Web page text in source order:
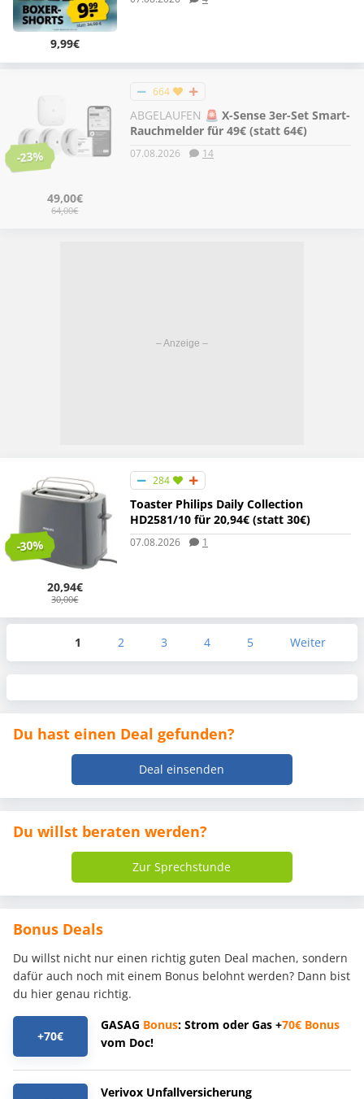
9,99€
-23%
49,00€
64,00€
664
ABGELAUFEN 🚨 X-Sense 3er-Set Smart-
Rauchmelder für 49€ (statt 64€)
07.08.2026 14
-30%
20,94€
30,00€
284
Toaster Philips Daily Collection
HD2581/10 für 20,94€ (statt 30€)
07.08.2026 1
1 2 3 4 5 Weiter
Du hast einen Deal gefunden?
Deal einsenden
Du willst beraten werden?
Zur Sprechstunde
Bonus Deals
Du willst nicht nur einen richtig guten Deal machen, sondern
dafür auch noch mit einem Bonus belohnt werden? Dann bist
du hier genau richtig.
+70€
GASAG Bonus: Strom oder Gas +70€ Bonus
vom Doc!
Verivox Unfallversicherung